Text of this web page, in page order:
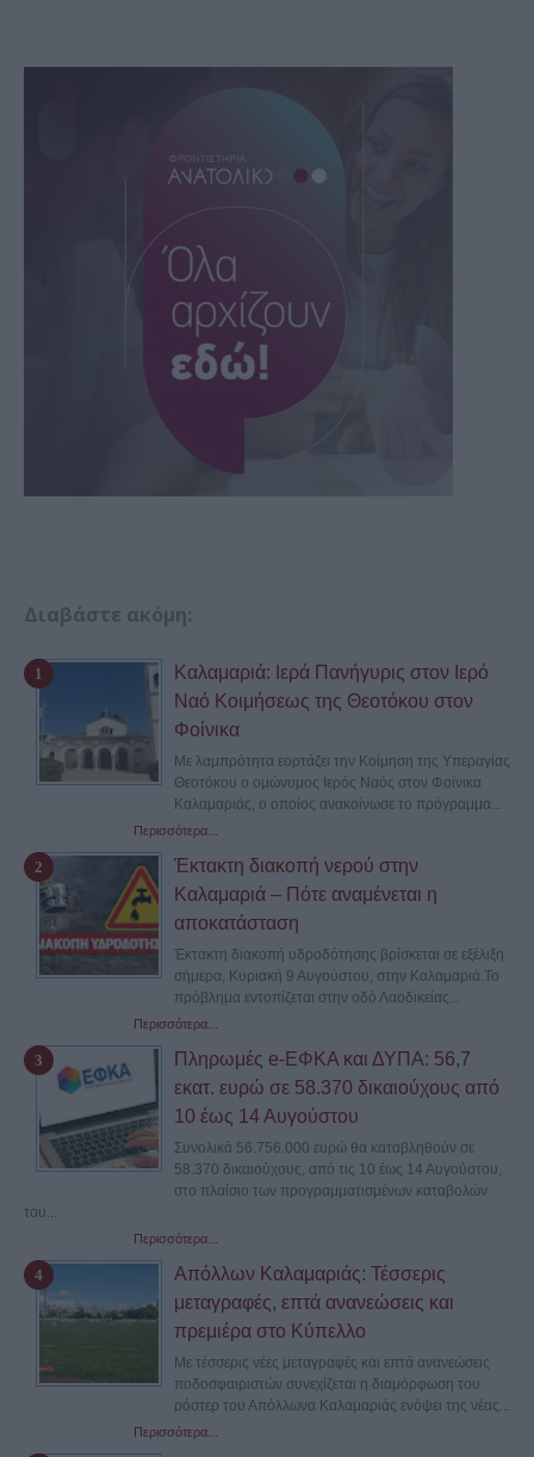
Διαβάστε ακόμη:
Καλαμαριά: Ιερά Πανήγυρις στον Ιερό
Ναό Κοιμήσεως της Θεοτόκου στον
Φοίνικα
Με λαμπρότητα εορτάζει την Κοίμηση της Υπεραγίας
Θεοτόκου ο ομώνυμος Ιερός Ναός στον Φοίνικα
Καλαμαριάς, ο οποίος ανακοίνωσε το πρόγραμμα...
Περισσότερα...
Έκτακτη διακοπή νερού στην
Καλαμαριά – Πότε αναμένεται η
αποκατάσταση
Έκτακτη διακοπή υδροδότησης βρίσκεται σε εξέλιξη
σήμερα, Κυριακή 9 Αυγούστου, στην Καλαμαριά.Το
πρόβλημα εντοπίζεται στην οδό Λαοδικείας...
Περισσότερα...
Πληρωμές e-ΕΦΚΑ και ΔΥΠΑ: 56,7
εκατ. ευρώ σε 58.370 δικαιούχους από
10 έως 14 Αυγούστου
Συνολικά 56.756.000 ευρώ θα καταβληθούν σε
58.370 δικαιούχους, από τις 10 έως 14 Αυγούστου,
στο πλαίσιο των προγραμματισμένων καταβολών
του...
Περισσότερα...
Απόλλων Καλαμαριάς: Τέσσερις
μεταγραφές, επτά ανανεώσεις και
πρεμιέρα στο Κύπελλο
Με τέσσερις νέες μεταγραφές και επτά ανανεώσεις
ποδοσφαιριστών συνεχίζεται η διαμόρφωση του
ρόστερ του Απόλλωνα Καλαμαριάς ενόψει της νέας...
Περισσότερα...